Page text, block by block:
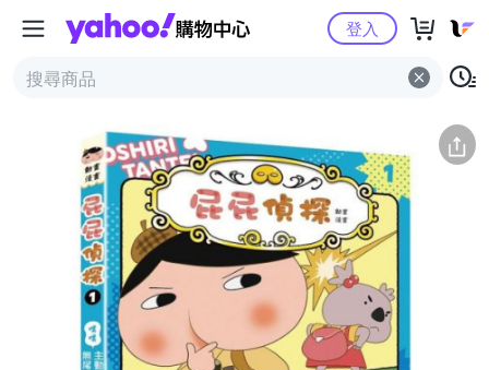
Yahoo購物中心
登入
簡介 評價 (0) 猜你喜歡